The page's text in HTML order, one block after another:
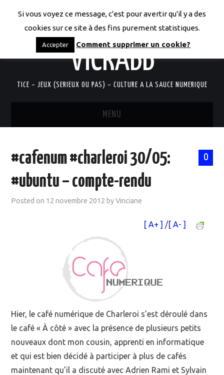
LES CODICES DE
VICRABB
TICE – JEUX (SERIEUX OU PAS) – CULTURE A LA SAUCE NUMERIQUE
MENU
QUI SUIS-JE?
0
#cafenum #charleroi 30/05:
#ubuntu – compte-rendu
Posted on 12 novembre 2012 byVinciane
[ A+ ] /[ A- ]
Hier, le café numérique de Charleroi s’est déroulé dans
le café « À côté » avec la présence de plusieurs petits
nouveaux dont mon cousin, apprenti en informatique
et qui est bien décidé à participer à plus de cafés
maintenant qu’il a discuté avec Adrien Rami et Sylvain
Si vous voyez ce message, c'est pour avertir qu'il y a des
cookies sur ce site à des fins purement statistiques.
Accepter Comment supprimer un cookie?